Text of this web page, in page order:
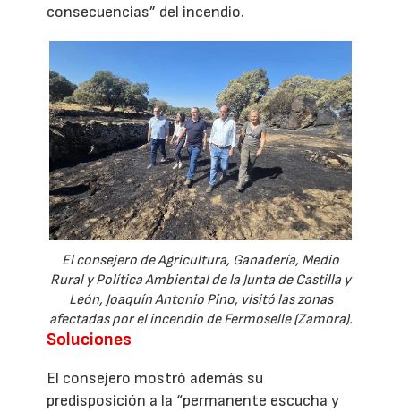
consecuencias” del incendio.
El consejero de Agricultura, Ganadería, Medio
Rural y Política Ambiental de la Junta de Castilla y
León, Joaquín Antonio Pino, visitó las zonas
afectadas por el incendio de Fermoselle (Zamora).
Soluciones
El consejero mostró además su
predisposición a la “permanente escucha y